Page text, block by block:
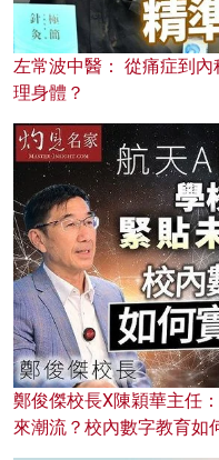
左常波中醫： 從痛症到
理身體？
鄭俊傑校長X陳穎華主任
來潮流？校內數字教育如